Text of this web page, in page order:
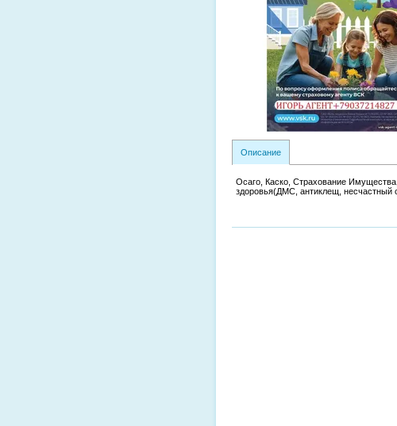
Описание
Осаго, Каско, Страхование
здоровья(ДМС, антиклещ, несчастный